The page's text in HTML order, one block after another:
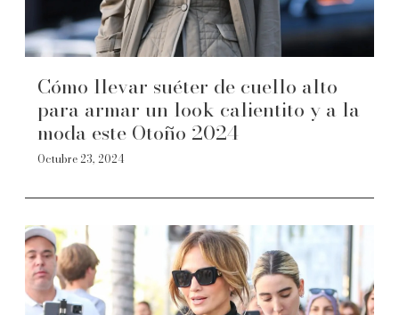
Cómo llevar suéter de cuello alto
para armar un look calientito y a la
moda este Otoño 2024
Octubre 23, 2024